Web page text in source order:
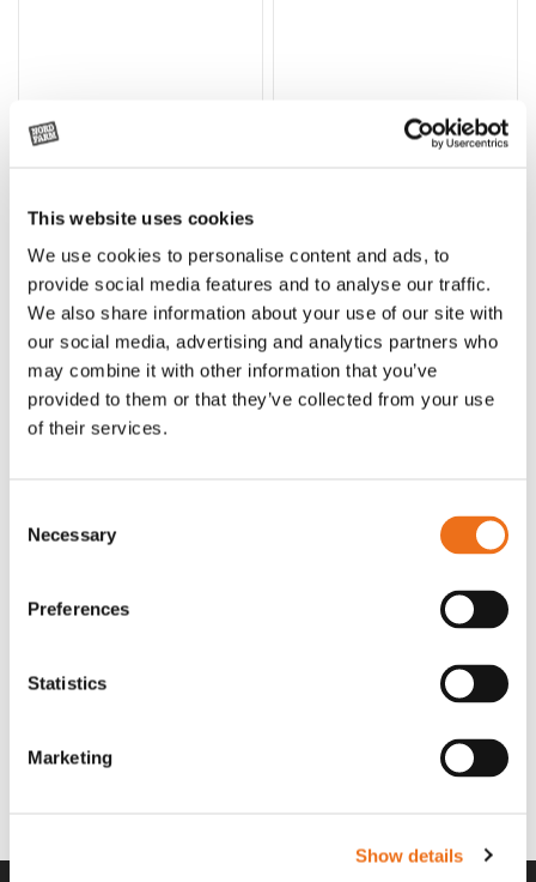
This website uses cookies
We use cookies to personalise content and ads, to
provide social media features and to analyse our traffic.
We also share information about your use of our site with
our social media, advertising and analytics partners who
may combine it with other information that you’ve
provided to them or that they’ve collected from your use
of their services.
Selection
Necessary
Preferences
Statistics
Marketing
Show details
Lägg till i varukorg
T-shirt Avant barn grön 92 cm
G0007
(ex. moms)
T-shirt Avant barn grön 104-110
cm
G0010
(ex. moms)
Lägg till i varukorg
T-shirt grå xl med
T-shirt svart 2xl med avant-